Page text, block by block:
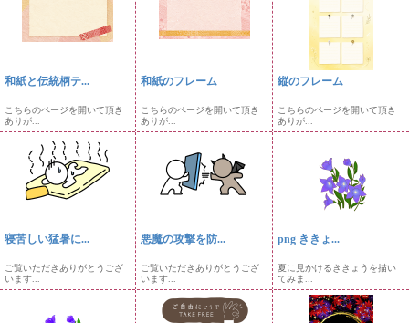
和紙と伝統柄テ...
こちらのページを開いて頂き
ありが...
和紙のフレーム
こちらのページを開いて頂き
ありが...
縦のフレーム
こちらのページを開いて頂き
ありが...
寝苦しい猛暑に...
ご覧いただきありがとうござ
います...
悪魔の攻撃を防...
ご覧いただきありがとうござ
います...
png ききょ...
夏に見かけるききょうを描い
てみま...